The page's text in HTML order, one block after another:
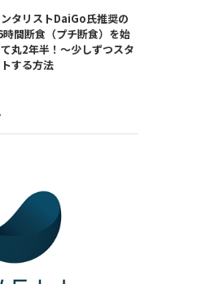
タリストDaiGo氏推奨の
時間断食（プチ断食）を始
丸2年半！〜少しずつスタ
する方法